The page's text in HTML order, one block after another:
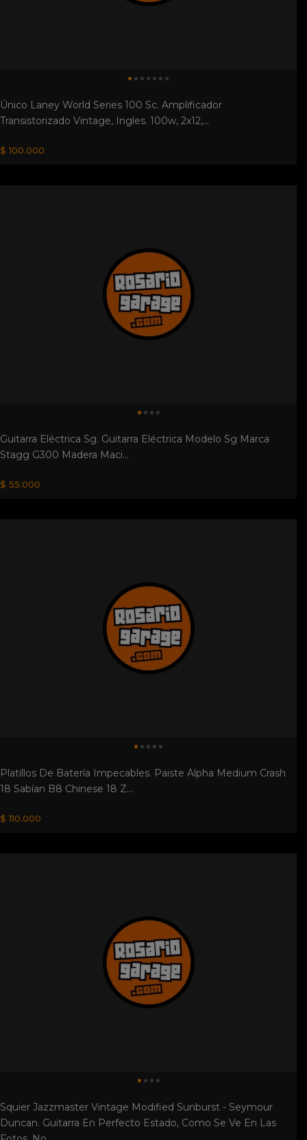
Único Laney World Series 100 Sc. Amplificador
Transistorizado Vintage, Ingles. 100w, 2x12,...
$ 100.000
Guitarra Eléctrica Sg. Guitarra Eléctrica Modelo Sg Marca
Stagg G300 Madera Maci...
$ 55.000
Platillos De Batería Impecables. Paiste Alpha Medium Crash
18 Sabían B8 Chinese 18 Z...
$ 110.000
Squier Jazzmaster Vintage Modified Sunburst - Seymour
Duncan. Guitarra En Perfecto Estado, Como Se Ve En Las